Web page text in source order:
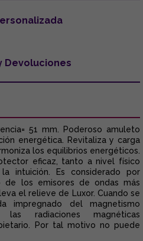
Devoluciones
51 mm. Poderoso amuleto
energética. Revitaliza y carga
los equilibrios energéticos.
eficaz, tanto a nivel físico
intuición. Es considerado por
de los emisores de ondas más
el relieve de Luxor. Cuando se
impregnado del magnetismo
radiaciones magnéticas
Por tal motivo no puede